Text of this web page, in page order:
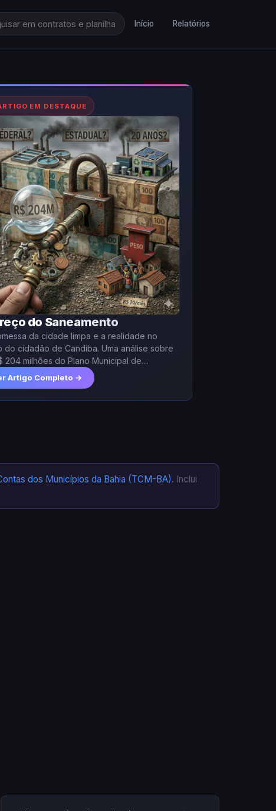
Início Relatórios
EM DESTAQUE
do Saneamento
da cidade limpa e a realidade no
do cidadão de Candiba. Uma análise sobre
204 milhões do Plano Municipal de
e o impacto financeiro para as
Artigo Completo →
dos Municípios da Bahia (TCM-BA). Inclui